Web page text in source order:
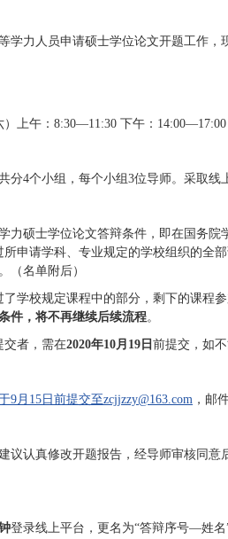
学力人员申请硕士学位论文开题工作，
）上午：8:30—11:30 下午：14:00—17:00
分4个小组，每个小组3位导师。采取线
力硕士学位论文答辩条件，即在国务
申请学科、专业规定的学校组织的全
（名单附后）
学校规定课程中的部分，剩下的课程
件，将不再继续后续流程。
交者，需在2020年10月 19 日 前提交，如
9月15日前提交至zcjjzzy@163.com ，邮
议认真修改开题报告，经导师审核同
登录线上平台，更名为“答辩序号—姓